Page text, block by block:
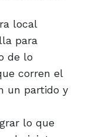
local
para
de lo
corren el
un partido y
lo que